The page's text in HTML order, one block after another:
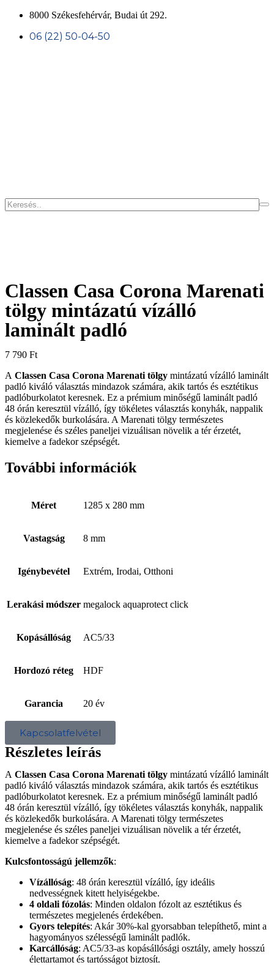
8000 Székesfehérvár, Budai út 292.
06 (22) 50-04-50
Classen Casa Corona Marenati
tölgy mintázatú vízálló
laminált padló
7 790 Ft
A Classen Casa Corona Marenati tölgy mintázatú vízálló laminált
padló kiváló választás mindazok számára, akik tartós és esztétikus
padlóburkolatot keresnek. Ez a prémium minőségű laminált padló
48 órán keresztül vízálló, így tökéletes választás konyhák, nappalik
és közlekedők burkolására. A Marenati tölgy természetes
megjelenése és széles paneljei vizuálisan növelik a tér érzetét,
kiemelve a fadekor szépségét.
További információk
Méret 1285 x 280 mm
Vastagság 8 mm
Igénybevétel Extrém, Irodai, Otthoni
Lerakási módszer megalock aquaprotect click
Kopásállóság AC5/33
Hordozó réteg HDF
Garancia 20 év
Kapcsolatfelvétel
Részletes leírás
A Classen Casa Corona Marenati tölgy mintázatú vízálló laminált
padló kiváló választás mindazok számára, akik tartós és esztétikus
padlóburkolatot keresnek. Ez a prémium minőségű laminált padló
48 órán keresztül vízálló, így tökéletes választás konyhák, nappalik
és közlekedők burkolására. A Marenati tölgy természetes
megjelenése és széles paneljei vizuálisan növelik a tér érzetét,
kiemelve a fadekor szépségét.
Kulcsfontosságú jellemzők:
Vízállóság: 48 órán keresztül vízálló, így ideális
nedvességnek kitett helyiségekbe.
4 oldali fózolás: Minden oldalon fózolt az esztétikus és
természetes megjelenés érdekében.
Gyors telepítés: Akár 30%-kal gyorsabban telepíthető, mint a
hagyományos szélességű laminált padlók.
Karcállóság: AC5/33-as kopásállósági osztály, amely hosszú
élettartamot és tartósságot biztosít.